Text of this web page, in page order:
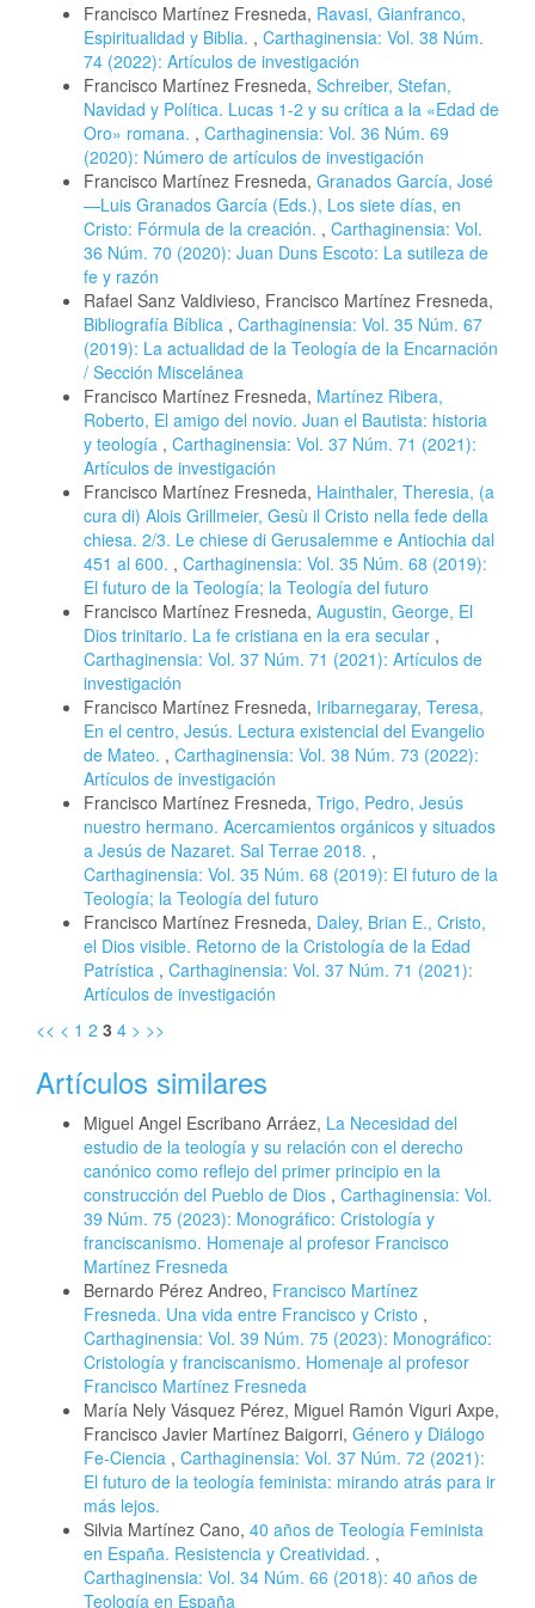
Francisco Martínez Fresneda, Ravasi, Gianfranco,
Espiritualidad y Biblia. , Carthaginensia: Vol. 38 Núm.
74 (2022): Artículos de investigación
Francisco Martínez Fresneda, Schreiber, Stefan,
Navidad y Política. Lucas 1-2 y su crítica a la «Edad de
Oro» romana. , Carthaginensia: Vol. 36 Núm. 69
(2020): Número de artículos de investigación
Francisco Martínez Fresneda, Granados García, José
—Luis Granados García (Eds.), Los siete días, en
Cristo: Fórmula de la creación. , Carthaginensia: Vol.
36 Núm. 70 (2020): Juan Duns Escoto: La sutileza de
fe y razón
Rafael Sanz Valdivieso, Francisco Martínez Fresneda,
Bibliografía Bíblica , Carthaginensia: Vol. 35 Núm. 67
(2019): La actualidad de la Teología de la Encarnación
/ Sección Miscelánea
Francisco Martínez Fresneda, Martínez Ribera,
Roberto, El amigo del novio. Juan el Bautista: historia
y teología , Carthaginensia: Vol. 37 Núm. 71 (2021):
Artículos de investigación
Francisco Martínez Fresneda, Hainthaler, Theresia, (a
cura di) Alois Grillmeier, Gesù il Cristo nella fede della
chiesa. 2/3. Le chiese di Gerusalemme e Antiochia dal
451 al 600. , Carthaginensia: Vol. 35 Núm. 68 (2019):
El futuro de la Teología; la Teología del futuro
Francisco Martínez Fresneda, Augustin, George, El
Dios trinitario. La fe cristiana en la era secular ,
Carthaginensia: Vol. 37 Núm. 71 (2021): Artículos de
investigación
Francisco Martínez Fresneda, Iribarnegaray, Teresa,
En el centro, Jesús. Lectura existencial del Evangelio
de Mateo. , Carthaginensia: Vol. 38 Núm. 73 (2022):
Artículos de investigación
Francisco Martínez Fresneda, Trigo, Pedro, Jesús
nuestro hermano. Acercamientos orgánicos y situados
a Jesús de Nazaret. Sal Terrae 2018. ,
Carthaginensia: Vol. 35 Núm. 68 (2019): El futuro de la
Teología; la Teología del futuro
Francisco Martínez Fresneda, Daley, Brian E., Cristo,
el Dios visible. Retorno de la Cristología de la Edad
Patrística , Carthaginensia: Vol. 37 Núm. 71 (2021):
Artículos de investigación
<< < 1 2 3 4 > >>
Artículos similares
Miguel Angel Escribano Arráez, La Necesidad del
estudio de la teología y su relación con el derecho
canónico como reflejo del primer principio en la
construcción del Pueblo de Dios , Carthaginensia: Vol.
39 Núm. 75 (2023): Monográfico: Cristología y
franciscanismo. Homenaje al profesor Francisco
Martínez Fresneda
Bernardo Pérez Andreo, Francisco Martínez
Fresneda. Una vida entre Francisco y Cristo ,
Carthaginensia: Vol. 39 Núm. 75 (2023): Monográfico:
Cristología y franciscanismo. Homenaje al profesor
Francisco Martínez Fresneda
María Nely Vásquez Pérez, Miguel Ramón Viguri Axpe,
Francisco Javier Martínez Baigorri, Género y Diálogo
Fe-Ciencia , Carthaginensia: Vol. 37 Núm. 72 (2021):
El futuro de la teología feminista: mirando atrás para ir
más lejos.
Silvia Martínez Cano, 40 años de Teología Feminista
en España. Resistencia y Creatividad. ,
Carthaginensia: Vol. 34 Núm. 66 (2018): 40 años de
Teología en España